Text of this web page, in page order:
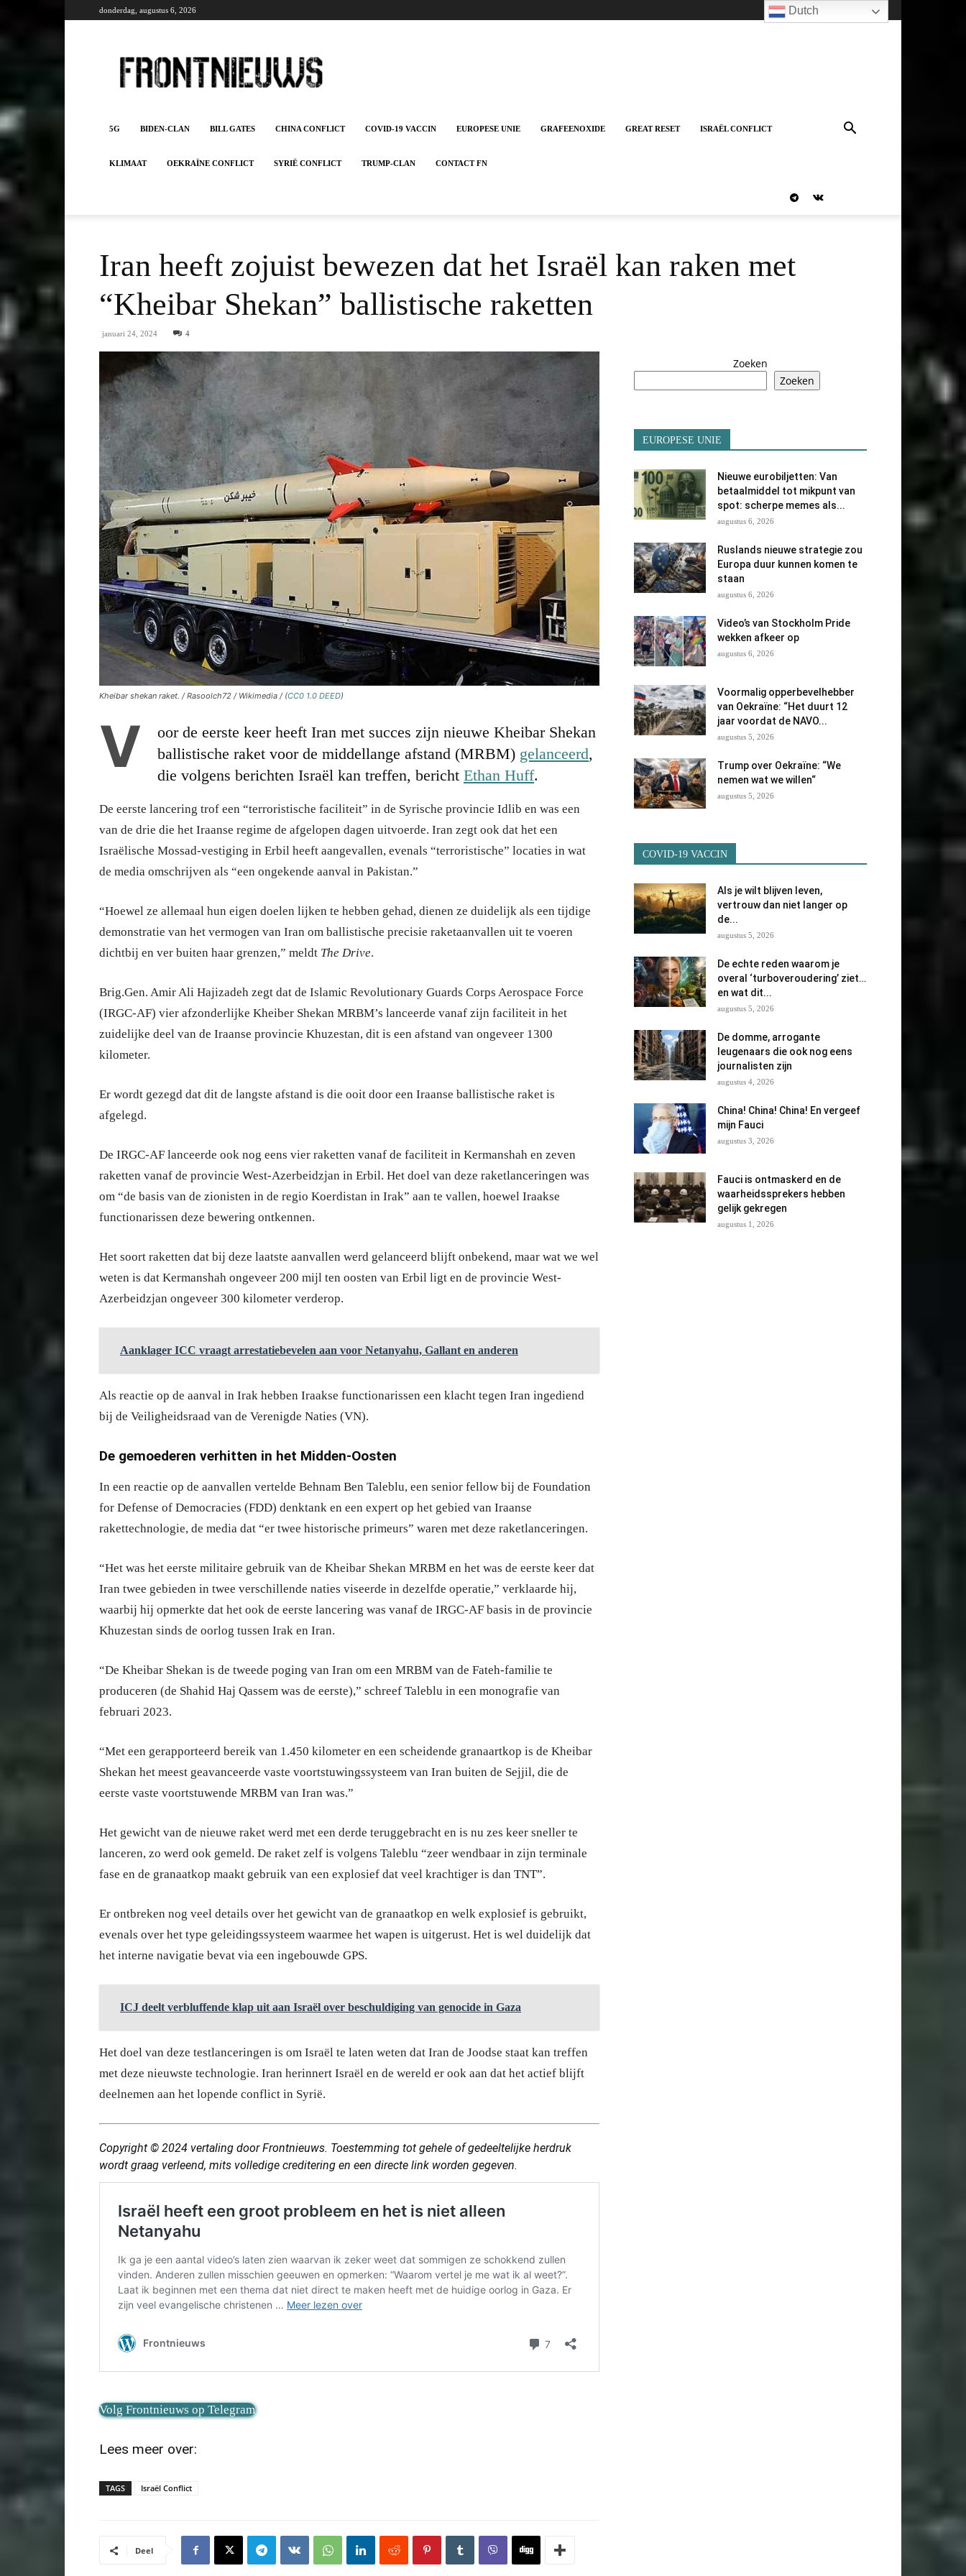
donderdag, augustus 6, 2026
5G BIDEN-CLAN BILL GATES CHINA CONFLICT COVID-19 VACCIN EUROPESE UNIE GRAFEENOXIDE GREAT RESET ISRAËL CONFLICT
KLIMAAT OEKRAÏNE CONFLICT SYRIË CONFLICT TRUMP-CLAN CONTACT FN
Iran heeft zojuist bewezen dat het Israël kan raken met
“Kheibar Shekan” ballistische raketten
januari 24, 2024 4
Kheibar shekan raket. / Rasoolch72 / Wikimedia / (CC0 1.0 DEED)
V
oor de eerste keer heeft Iran met succes zijn nieuwe Kheibar Shekan
ballistische raket voor de middellange afstand (MRBM) gelanceerd,
die volgens berichten Israël kan treffen, bericht Ethan Huff.
De eerste lancering trof een “terroristische faciliteit” in de Syrische provincie Idlib en was een
van de drie die het Iraanse regime de afgelopen dagen uitvoerde. Iran zegt ook dat het een
Israëlische Mossad-vestiging in Erbil heeft aangevallen, evenals “terroristische” locaties in wat
de media omschrijven als “een ongekende aanval in Pakistan.”
“Hoewel ze allemaal hun eigen doelen lijken te hebben gehad, dienen ze duidelijk als een tijdige
demonstratie van het vermogen van Iran om ballistische precisie raketaanvallen uit te voeren
dichtbij en ver buiten haar grenzen,” meldt The Drive.
Brig.Gen. Amir Ali Hajizadeh zegt dat de Islamic Revolutionary Guards Corps Aerospace Force
(IRGC-AF) vier afzonderlijke Kheiber Shekan MRBM’s lanceerde vanaf zijn faciliteit in het
zuidelijke deel van de Iraanse provincie Khuzestan, dit is een afstand van ongeveer 1300
kilometer.
Er wordt gezegd dat dit de langste afstand is die ooit door een Iraanse ballistische raket is
afgelegd.
De IRGC-AF lanceerde ook nog eens vier raketten vanaf de faciliteit in Kermanshah en zeven
raketten vanaf de provincie West-Azerbeidzjan in Erbil. Het doel van deze raketlanceringen was
om “de basis van de zionisten in de regio Koerdistan in Irak” aan te vallen, hoewel Iraakse
functionarissen deze bewering ontkennen.
Het soort raketten dat bij deze laatste aanvallen werd gelanceerd blijft onbekend, maar wat we wel
weten is dat Kermanshah ongeveer 200 mijl ten oosten van Erbil ligt en de provincie West-
Azerbeidzjan ongeveer 300 kilometer verderop.
Aanklager ICC vraagt arrestatiebevelen aan voor Netanyahu, Gallant en anderen
Als reactie op de aanval in Irak hebben Iraakse functionarissen een klacht tegen Iran ingediend
bij de Veiligheidsraad van de Verenigde Naties (VN).
De gemoederen verhitten in het Midden-Oosten
In een reactie op de aanvallen vertelde Behnam Ben Taleblu, een senior fellow bij de Foundation
for Defense of Democracies (FDD) denktank en een expert op het gebied van Iraanse
rakettechnologie, de media dat “er twee historische primeurs” waren met deze raketlanceringen.
“Het was het eerste militaire gebruik van de Kheibar Shekan MRBM en het was de eerste keer dat
Iran twee gebieden in twee verschillende naties viseerde in dezelfde operatie,” verklaarde hij,
waarbij hij opmerkte dat het ook de eerste lancering was vanaf de IRGC-AF basis in de provincie
Khuzestan sinds de oorlog tussen Irak en Iran.
“De Kheibar Shekan is de tweede poging van Iran om een MRBM van de Fateh-familie te
produceren (de Shahid Haj Qassem was de eerste),” schreef Taleblu in een monografie van
februari 2023.
“Met een gerapporteerd bereik van 1.450 kilometer en een scheidende granaartkop is de Kheibar
Shekan het meest geavanceerde vaste voortstuwingssysteem van Iran buiten de Sejjil, die de
eerste vaste voortstuwende MRBM van Iran was.”
Het gewicht van de nieuwe raket werd met een derde teruggebracht en is nu zes keer sneller te
lanceren, zo werd ook gemeld. De raket zelf is volgens Taleblu “zeer wendbaar in zijn terminale
fase en de granaatkop maakt gebruik van een explosief dat veel krachtiger is dan TNT”.
Er ontbreken nog veel details over het gewicht van de granaatkop en welk explosief is gebruikt,
evenals over het type geleidingssysteem waarmee het wapen is uitgerust. Het is wel duidelijk dat
het interne navigatie bevat via een ingebouwde GPS.
ICJ deelt verbluffende klap uit aan Israël over beschuldiging van genocide in Gaza
Het doel van deze testlanceringen is om Israël te laten weten dat Iran de Joodse staat kan treffen
met deze nieuwste technologie. Iran herinnert Israël en de wereld er ook aan dat het actief blijft
deelnemen aan het lopende conflict in Syrië.
Copyright © 2024 vertaling door Frontnieuws. Toestemming tot gehele of gedeeltelijke herdruk
wordt graag verleend, mits volledige creditering en een directe link worden gegeven.
Volg Frontnieuws op Telegram
Lees meer over:
TAGS Israël Conflict
Deel
Zoeken
Zoeken
EUROPESE UNIE
Nieuwe eurobiljetten: Van
betaalmiddel tot mikpunt van
spot: scherpe memes als...
augustus 6, 2026
Ruslands nieuwe strategie zou
Europa duur kunnen komen te
staan
augustus 6, 2026
Video’s van Stockholm Pride
wekken afkeer op
augustus 6, 2026
Voormalig opperbevelhebber
van Oekraïne: “Het duurt 12
jaar voordat de NAVO...
augustus 5, 2026
Trump over Oekraïne: “We
nemen wat we willen“
augustus 5, 2026
COVID-19 VACCIN
Als je wilt blijven leven,
vertrouw dan niet langer op
de...
augustus 5, 2026
De echte reden waarom je
overal ‘turboveroudering’ ziet…
en wat dit...
augustus 5, 2026
De domme, arrogante
leugenaars die ook nog eens
journalisten zijn
augustus 4, 2026
China! China! China! En vergeef
mijn Fauci
augustus 3, 2026
Fauci is ontmaskerd en de
waarheidssprekers hebben
gelijk gekregen
augustus 1, 2026
Dutch